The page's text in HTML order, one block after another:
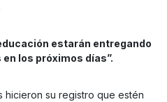
estarán entregando
los próximos días”.
hicieron su registro que estén